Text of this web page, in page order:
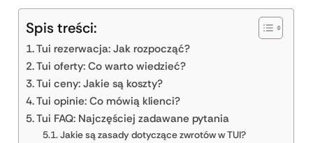
Spis treści:
Tui rezerwacja: Jak rozpocząć?
Tui oferty: Co warto wiedzieć?
Tui ceny: Jakie są koszty?
Tui opinie: Co mówią klienci?
Tui FAQ: Najczęściej zadawane pytania
Jakie są zasady dotyczące zwrotów w TUI?